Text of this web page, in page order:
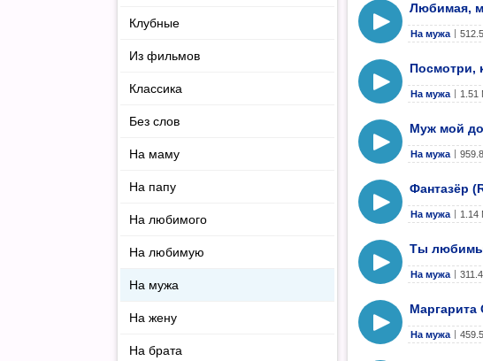
Любимая,
На мужа
Посмотри,
На мужа 1.51
Муж мой
На мужа
Фантазёр
На мужа 1.14
Ты
На мужа
На мужа
Клубные
Из фильмов
Классика
Без слов
На маму
На папу
На любимого
На любимую
На мужа
На жену
На брата